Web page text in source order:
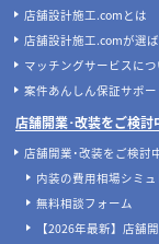
店舗設計施工.comとは
店舗設計施工.comが選
マッチングサービスにつ
案件あんしん保証サポー
店舗開業･改装をご検討
店舗開業･改装をご検討
内装の費用相場シミ
無料相談フォーム
【2026年最新】店舗